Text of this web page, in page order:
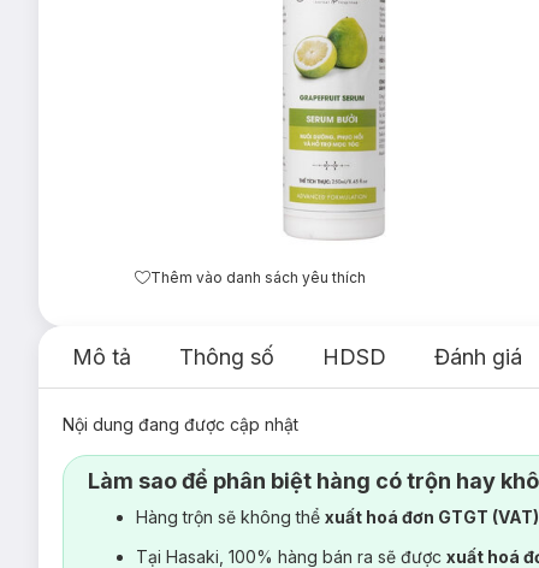
Thêm vào danh sách yêu thích
Mô tả Thông số HDSD Đánh giá
Nội dung đang được cập nhật
Làm sao để phân biệt hàng có trộn hay
Hàng trộn sẽ không thể xuất hoá đơn GTGT
Tại Hasaki, 100% hàng bán ra sẽ được xuất hoá